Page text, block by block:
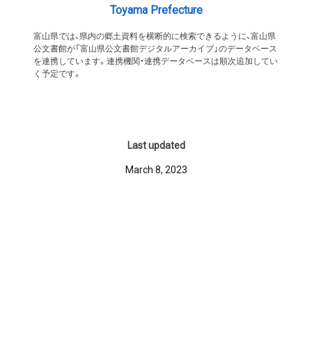
Toyama Prefecture
富山県では、県内の郷土資料を横断的に検索できるように、富山県
公文書館が「富山県公文書館デジタルアーカイブ」のデータベース
を連携しています。連携機関・連携データベースは順次追加してい
く予定です。
Last updated
March 8, 2023